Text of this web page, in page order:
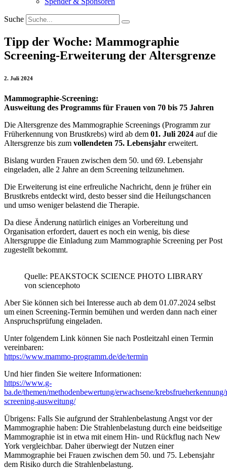
Suche
Tipp der Woche: Mammographie
Screening-Erweiterung der Altersgrenze
2. Juli 2024
Mammographie-Screening:
Ausweitung des Programms für Frauen von 70 bis 75 Jahren
Die Altersgrenze des Mammographie Screenings (Programm zur
Früherkennung von Brustkrebs) wird ab dem 01. Juli 2024 auf die
Altersgrenze bis zum vollendeten 75. Lebensjahr erweitert.
Bislang wurden Frauen zwischen dem 50. und 69. Lebensjahr
eingeladen, alle 2 Jahre an dem Screening teilzunehmen.
Die Erweiterung ist eine erfreuliche Nachricht, denn je früher ein
Brustkrebs entdeckt wird, desto besser sind die Heilungschancen
und umso weniger belastend die Therapie.
Da diese Änderung natürlich einiges an Vorbereitung und
Organisation erfordert, dauert es noch ein wenig, bis diese
Altersgruppe die Einladung zum Mammographie Screening per Post
zugestellt bekommt.
Quelle: PEAKSTOCK SCIENCE PHOTO LIBRARY
von sciencephoto
Aber Sie können sich bei Interesse auch ab dem 01.07.2024 selbst
um einen Screening-Termin bemühen und werden dann nach einer
Anspruchsprüfung eingeladen.
Unter folgendem Link können Sie nach Postleitzahl einen Termin
vereinbaren:
https://www.mammo-programm.de/de/termin
Und hier finden Sie weitere Informationen:
https://www.g-
ba.de/themen/methodenbewertung/erwachsene/
screening-ausweitung/
Übrigens: Falls Sie aufgrund der Strahlenbelastung Angst vor der
Mammographie haben: Die Strahlenbelastung durch eine beidseitige
Mammographie ist in etwa mit einem Hin- und Rückflug nach New
York vergleichbar. Daher überwiegt der Nutzen einer
Mammographie bei Frauen zwischen dem 50. und 75. Lebensjahr
dem Risiko durch die Strahlenbelastung.